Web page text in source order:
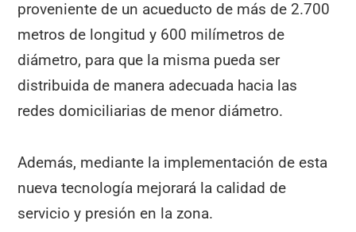
proveniente de un acueducto de más de 2.700
metros de longitud y 600 milímetros de
diámetro, para que la misma pueda ser
distribuida de manera adecuada hacia las
redes domiciliarias de menor diámetro.
Además, mediante la implementación de esta
nueva tecnología mejorará la calidad de
servicio y presión en la zona.